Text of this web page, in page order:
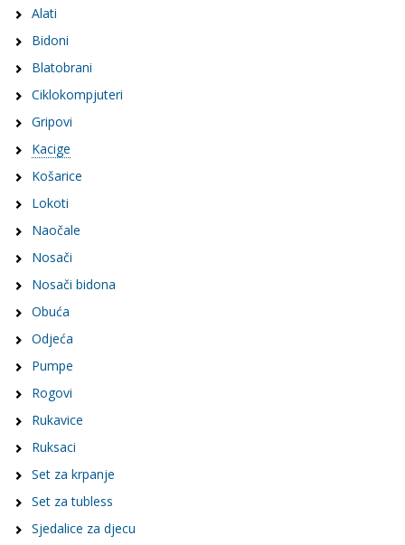
Alati
Bidoni
Blatobrani
Ciklokompjuteri
Gripovi
Kacige
Košarice
Lokoti
Naočale
Nosači
Nosači bidona
Obuća
Odjeća
Pumpe
Rogovi
Rukavice
Ruksaci
Set za krpanje
Set za tubless
Sjedalice za djecu